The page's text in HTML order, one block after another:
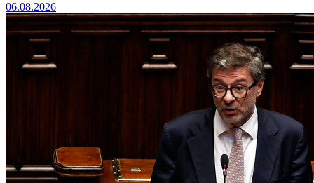
06.08.2026